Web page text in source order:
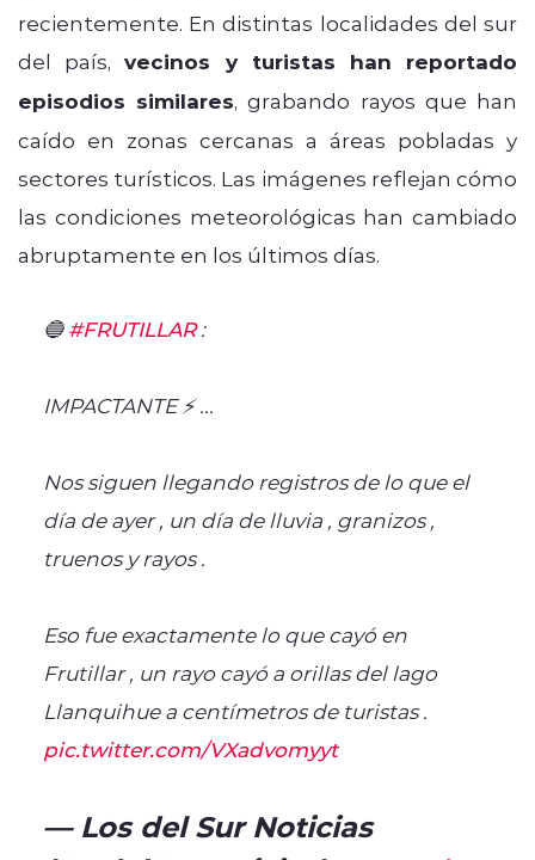
recientemente. En distintas localidades del sur
del país,vecinos y turistas han reportado
episodios similares, grabando rayos que han
caído en zonas cercanas a áreas pobladas y
sectores turísticos. Las imágenes reflejan cómo
las condiciones meteorológicas han cambiado
abruptamente en los últimos días.
🔵#FRUTILLAR:
IMPACTANTE ⚡ ...
Nos siguen llegando registros de lo que el
día de ayer , un día de lluvia , granizos ,
truenos y rayos .
Eso fue exactamente lo que cayó en
Frutillar , un rayo cayó a orillas del lago
Llanquihue a centímetros de turistas .
pic.twitter.com/VXadvomyyt
— Los del Sur Noticias